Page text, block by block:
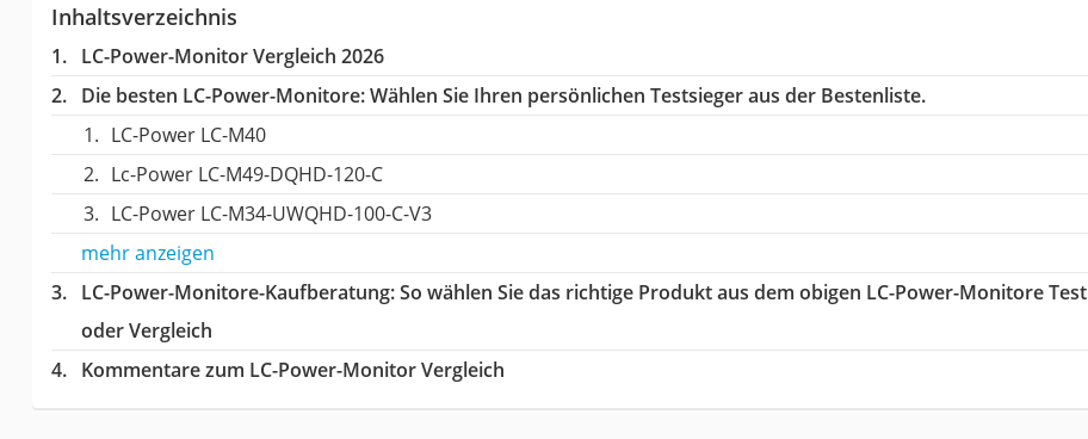
Inhaltsverzeichnis
LC-Power-Monitor Vergleich 2026
Die besten LC-Power-Monitore:Wählen Sie Ihren persönlichen Testsieger aus der Bestenliste.
‎LC-Power LC-M40
Lc-Power LC-M49-DQHD-120-C
LC-Power LC-M34-UWQHD-100-C-V3
mehr anzeigen
LC-Power-Monitore-Kaufberatung: So wählen Sie das richtige Produkt aus dem obigen LC-Power-Monitore Test
oder Vergleich
Kommentare zum LC-Power-Monitor Vergleich